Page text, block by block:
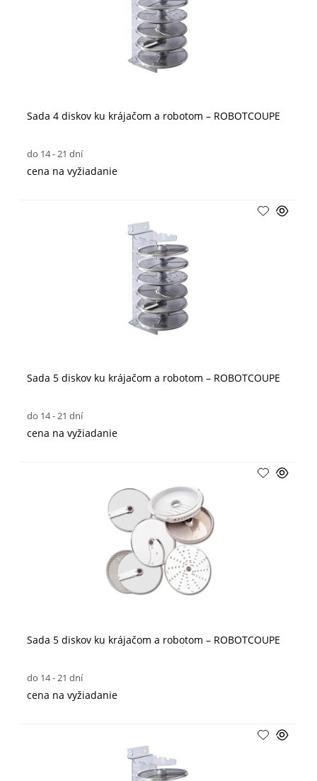
Sada 4 diskov ku krájačom a robotom – ROBOTCOUPE
do 14 - 21 dní
cena na vyžiadanie
Sada 5 diskov ku krájačom a robotom – ROBOTCOUPE
do 14 - 21 dní
cena na vyžiadanie
Sada 5 diskov ku krájačom a robotom – ROBOTCOUPE
do 14 - 21 dní
cena na vyžiadanie